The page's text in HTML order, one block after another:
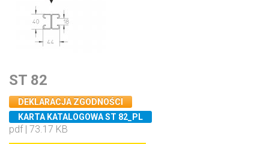
ST 82
DEKLARACJA ZGODNOŚCI
KARTA KATALOGOWA ST 82_PL
pdf | 73.17 KB